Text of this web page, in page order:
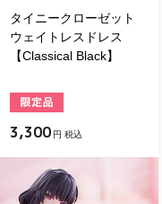
タイニークローゼット
ウェイトレスドレス
【Classical Black】
3,300 円 税込